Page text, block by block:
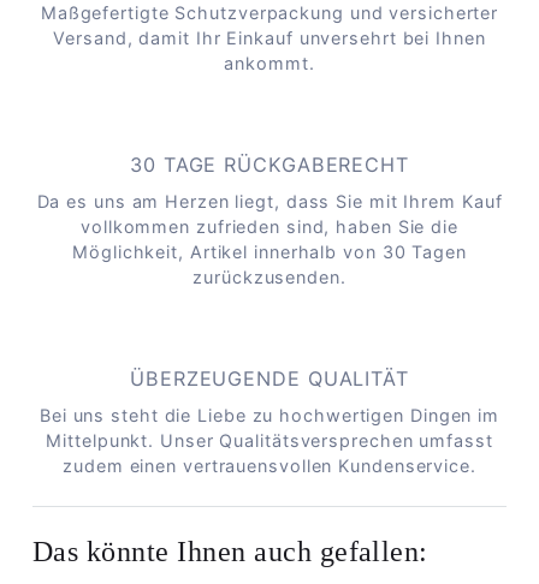
Maßgefertigte Schutzverpackung und versicherter
Versand, damit Ihr Einkauf unversehrt bei Ihnen
ankommt.
30 TAGE RÜCKGABERECHT
Da es uns am Herzen liegt, dass Sie mit Ihrem Kauf
vollkommen zufrieden sind, haben Sie die
Möglichkeit, Artikel innerhalb von 30 Tagen
zurückzusenden.
ÜBERZEUGENDE QUALITÄT
Bei uns steht die Liebe zu hochwertigen Dingen im
Mittelpunkt. Unser Qualitätsversprechen umfasst
zudem einen vertrauensvollen Kundenservice.
Das könnte Ihnen auch gefallen: